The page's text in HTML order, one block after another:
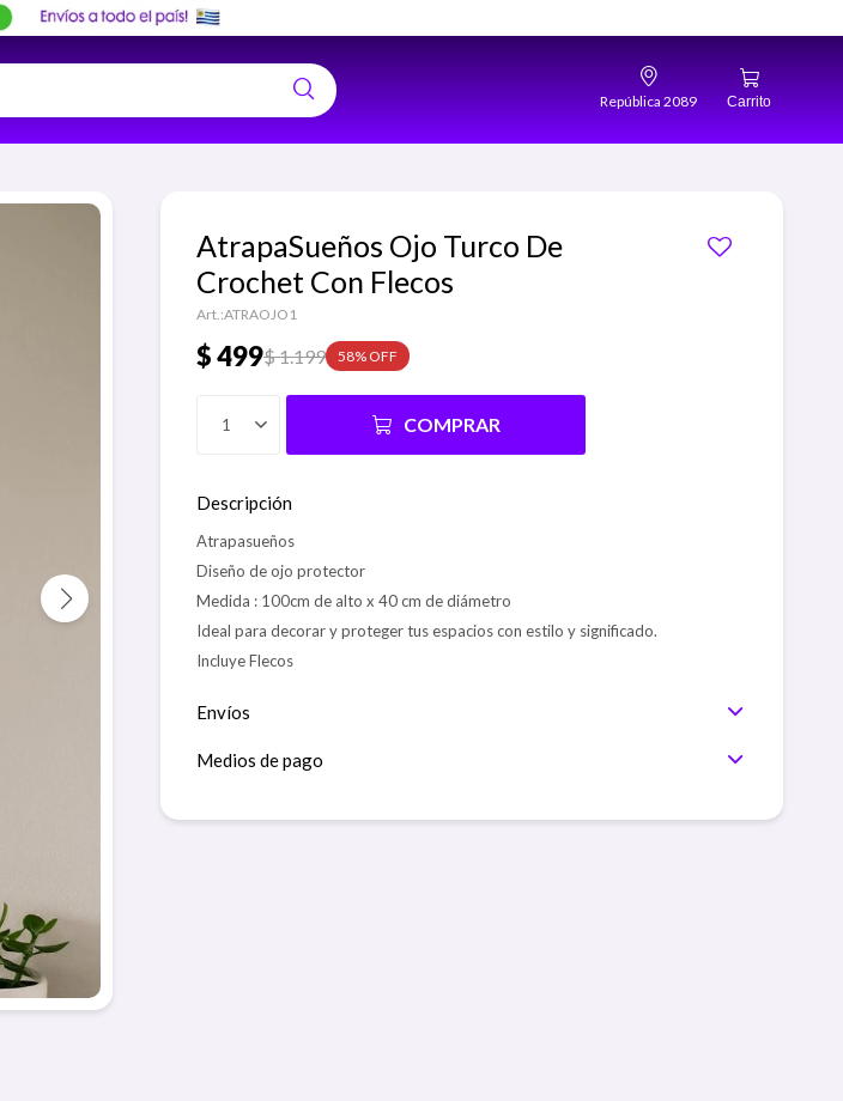
República 2089
AtrapaSueños Ojo Turco De
Crochet Con Flecos
ATRAOJO1
$499$1.199 58
1 COMPRAR
Descripción
Atrapasueños
Diseño de ojo protector
Medida : 100cm de alto x 40 cm de diámetro
Ideal para decorar y proteger tus espacios con estilo y significado.
Incluye Flecos
Envíos
Medios de pago